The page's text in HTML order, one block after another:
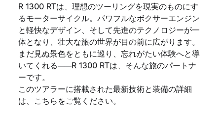
R 1300 RTは、理想のツーリングを現実のものにす
るモーターサイクル。パワフルなボクサーエンジン
と軽快なデザイン、そして先進のテクノロジーが一
体となり、壮大な旅の世界が目の前に広がります。
まだ見ぬ景色をともに巡り、忘れがたい体験へと導
いてくれる――R 1300 RTは、そんな旅のパートナ
ーです。
このツアラーに搭載された最新技術と装備の詳細
は、こちらをご覧ください。